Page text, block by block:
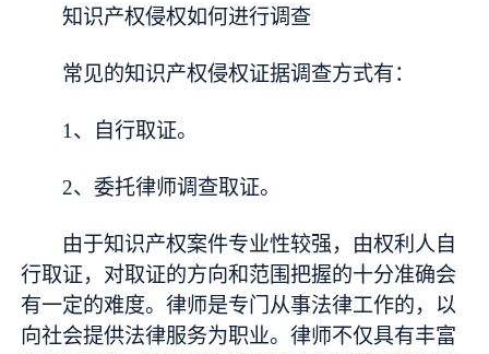
知识产权侵权如何进行调查
常见的知识产权侵权证据调查方式有：
1、自行取证。
2、委托律师调查取证。
由于知识产权案件专业性较强，由权利人自
行取证，对取证的方向和范围把握的十分准确会
有一定的难度。律师是专门从事法律工作的，以
向社会提供法律服务为职业。律师不仅具有丰富